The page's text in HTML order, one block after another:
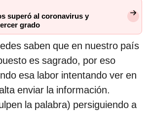
superó al coronavirus y
grado
saben que en nuestro país
es sagrado, por eso
esa labor intentando ver en
enviar la información.
la palabra) persiguiendo a